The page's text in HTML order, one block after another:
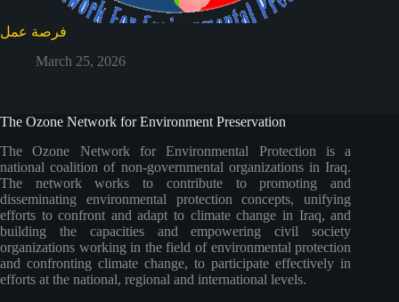
فرصة عمل
March 25, 2026
The Ozone Network for Environment Preservation
The Ozone Network for Environmental Protection is a
national coalition of non-governmental organizations in Iraq.
The network works to contribute to promoting and
disseminating environmental protection concepts, unifying
efforts to confront and adapt to climate change in Iraq, and
building the capacities and empowering civil society
organizations working in the field of environmental protection
and confronting climate change, to participate effectively in
efforts at the national, regional and international levels.